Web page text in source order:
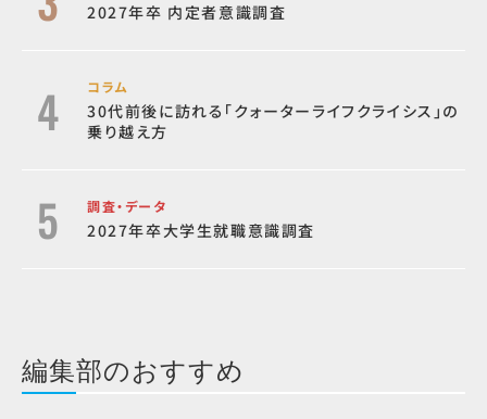
2027年卒 内定者意識調査
コラム
30代前後に訪れる「クォーターライフクライシス」の
乗り越え方
調査・データ
2027年卒大学生就職意識調査
編集部のおすすめ